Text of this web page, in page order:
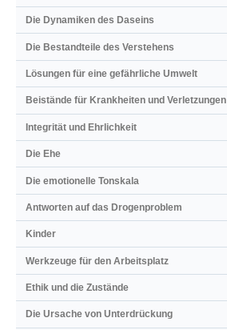
Die Dynamiken des Daseins
Die Bestandteile des Verstehens
Lösungen für eine gefährliche Umwelt
Beistände für Krankheiten und Verletzungen
Integrität und Ehrlichkeit
Die Ehe
Die emotionelle Tonskala
Antworten auf das Drogenproblem
Kinder
Werkzeuge für den Arbeitsplatz
Ethik und die Zustände
Die Ursache von Unterdrückung